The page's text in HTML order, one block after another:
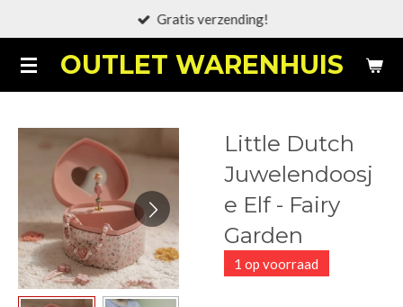
naar
de
OUTLET WARENHUIS
Gratis verzending!
Little Dutch
Juwelendoosj
e Elf - Fairy
Garden
1 op voorraad